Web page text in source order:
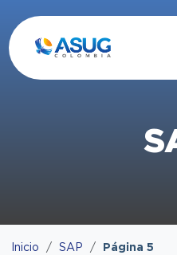
Inicio SAP Página 5